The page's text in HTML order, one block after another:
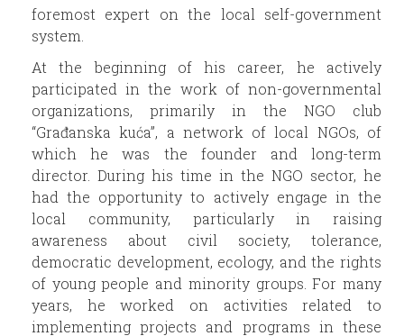
foremost expert on the local self-government
system.
At the beginning of his career, he actively
participated in the work of non-governmental
organizations, primarily in the NGO club
“Građanska kuća”, a network of local NGOs, of
which he was the founder and long-term
director. During his time in the NGO sector, he
had the opportunity to actively engage in the
local community, particularly in raising
awareness about civil society, tolerance,
democratic development, ecology, and the rights
of young people and minority groups. For many
years, he worked on activities related to
implementing projects and programs in these